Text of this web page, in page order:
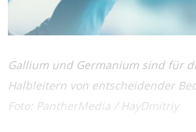
Gallium und Germanium sind für
Halbleitern von entscheidender
Foto: PantherMedia / HayDmitriy